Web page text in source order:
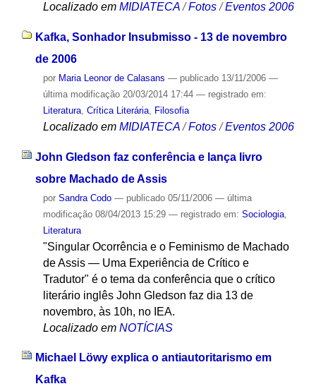
Localizado em MIDIATECA /Fotos /Eventos 2006
Kafka, Sonhador Insubmisso - 13 de novembro
de 2006
por Maria Leonor de Calasans — publicado13/11/2006 —
última modificação20/03/2014 17:44 — registrado em:
Literatura, Crítica Literária, Filosofia
Localizado em MIDIATECA /Fotos /Eventos 2006
John Gledson faz conferência e lança livro
sobre Machado de Assis
por Sandra Codo — publicado05/11/2006 — última
modificação08/04/2013 15:29 — registrado em: Sociologia,
Literatura
"Singular Ocorrência e o Feminismo de Machado
de Assis — Uma Experiência de Crítico e
Tradutor" é o tema da conferência que o crítico
literário inglês John Gledson faz dia 13 de
novembro, às 10h, no IEA.
Localizado em NOTÍCIAS
Michael Löwy explica o antiautoritarismo em
Kafka